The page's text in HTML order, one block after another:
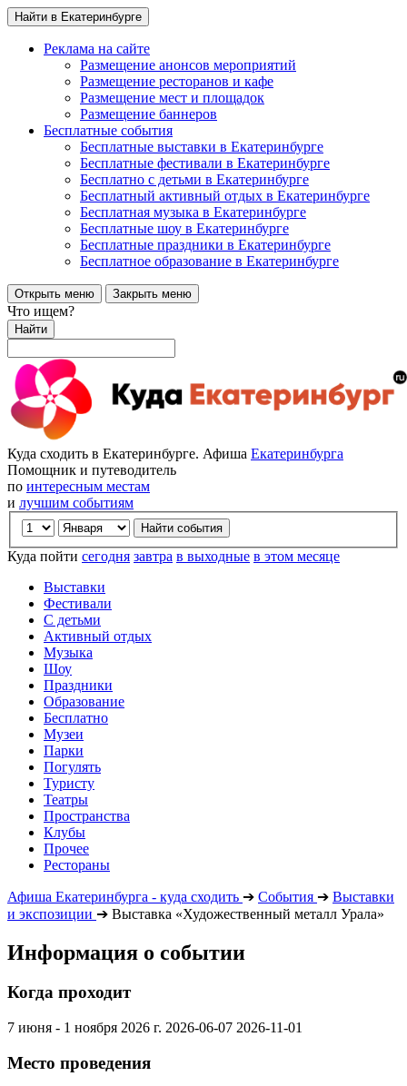
Найти в Екатеринбурге
Реклама на сайте
Размещение анонсов мероприятий
Размещение ресторанов и кафе
Размещение мест и площадок
Размещение баннеров
Бесплатные события
Бесплатные выставки в Екатеринбурге
Бесплатные фестивали в Екатеринбурге
Бесплатно с детьми в Екатеринбурге
Бесплатный активный отдых в Екатеринбурге
Бесплатная музыка в Екатеринбурге
Бесплатные шоу в Екатеринбурге
Бесплатные праздники в Екатеринбурге
Бесплатное образование в Екатеринбурге
Открыть меню Закрыть меню
Что ищем?
Найти
Куда сходить в Екатеринбурге. Афиша Екатеринбурга
Помощник и путеводитель
по интересным местам
и лучшим событиям
Куда пойти сегодня завтра в выходные в этом месяце
Выставки
Фестивали
С детьми
Активный отдых
Музыка
Шоу
Праздники
Образование
Бесплатно
Музеи
Парки
Погулять
Туристу
Театры
Пространства
Клубы
Прочее
Рестораны
Афиша Екатеринбурга - куда сходить ➔ События ➔ Выставки
и экспозиции ➔ Выставка «Художественный металл Урала»
Информация о событии
Когда проходит
7 июня - 1 ноября 2026 г. 2026-06-07 2026-11-01
Место проведения